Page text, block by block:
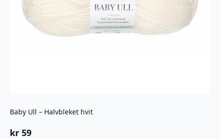
Baby Ull – Halvbleket hvit
kr 59